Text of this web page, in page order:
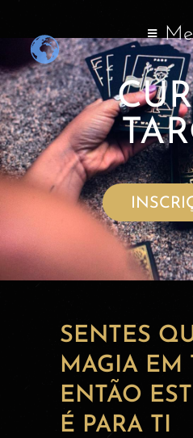
SENTES
MAGIA EM
ENTÃO
É PARA TI